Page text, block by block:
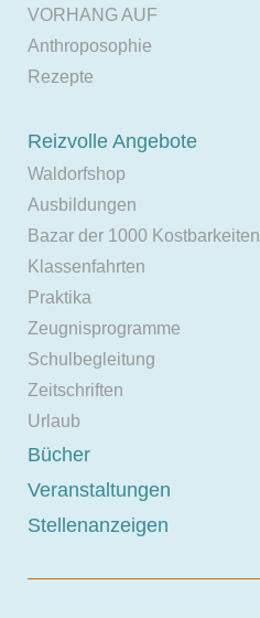
VORHANG AUF
Anthroposophie
Rezepte
Reizvolle Angebote
Waldorfshop
Ausbildungen
Bazar der 1000 Kostbarkeiten
Klassenfahrten
Praktika
Zeugnisprogramme
Schulbegleitung
Zeitschriften
Urlaub
Bücher
Veranstaltungen
Stellenanzeigen